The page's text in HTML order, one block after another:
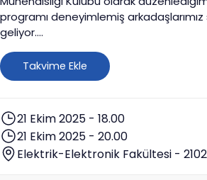
programı deneyimlemiş
geliyor.
paylaşacaklar!
Takvime Ekle
21 Ekim 2025 - 18.00
21 Ekim 2025 - 20.00
Elektrik-Elektronik Fakültesi - 2102